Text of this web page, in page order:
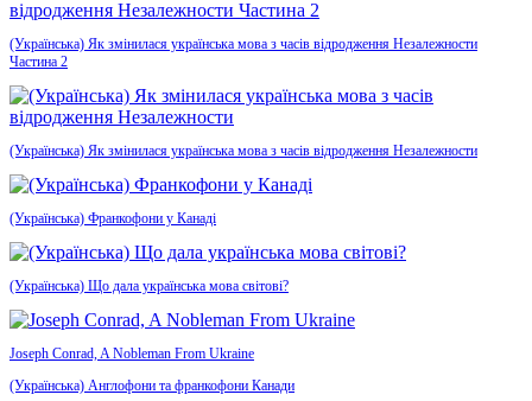
(Українська) Як змінилася українська мова з часів відродження Незалежности
Частина 2
(Українська) Як змінилася українська мова з часів відродження Незалежности
(Українська) Франкофони у Канаді
(Українська) Що дала українська мова світові?
Joseph Conrad, A Nobleman From Ukraine
(Українська) Англофони та франкофони Канади